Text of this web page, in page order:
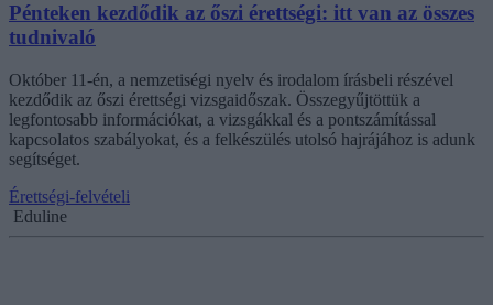
Pénteken kezdődik az őszi érettségi: itt van az összes
tudnivaló
Október 11-én, a nemzetiségi nyelv és irodalom írásbeli részével
kezdődik az őszi érettségi vizsgaidőszak. Összegyűjtöttük a
legfontosabb információkat, a vizsgákkal és a pontszámítással
kapcsolatos szabályokat, és a felkészülés utolsó hajrájához is adunk
segítséget.
Érettségi-felvételi
Eduline